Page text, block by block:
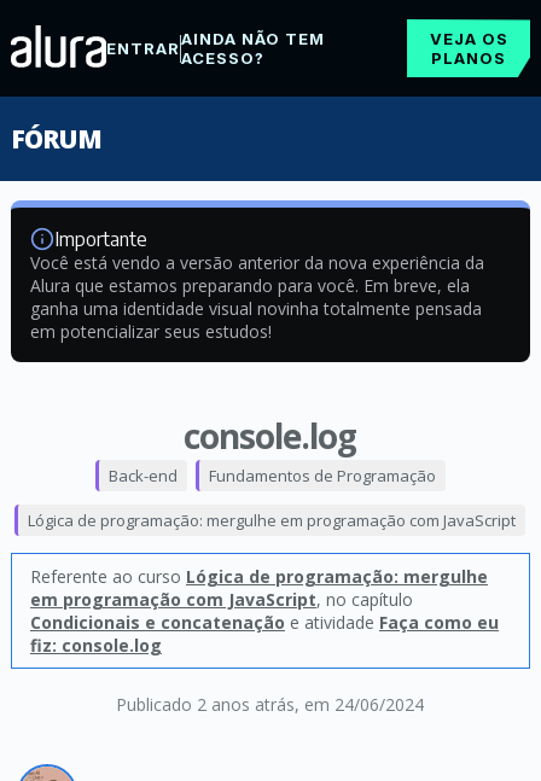
ENTRARAINDA NÃO TEM
ACESSO?
VEJA OS
PLANOS
FÓRUM
Importante
Você está vendo a versão anterior da nova experiência da
Alura que estamos preparando para você. Em breve, ela
ganha uma identidade visual novinha totalmente pensada
em potencializar seus estudos!
console.log
Publicado 2 anos atrás, em 24/06/2024
Back-end Fundamentos de Programação
Lógica de programação: mergulhe em programação com JavaScript
Referente ao curso Lógica de programação: mergulhe
em programação com JavaScript, no capítulo
Condicionais e concatenação e atividade Faça como eu
fiz: console.log